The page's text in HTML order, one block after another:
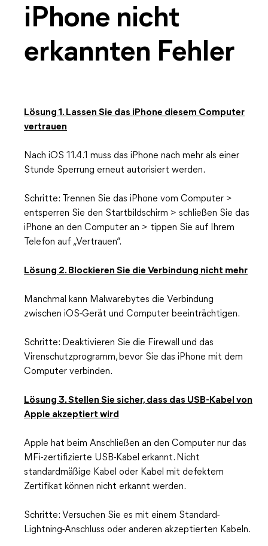
iPhone nicht
erkannten Fehler
Lösung 1. Lassen Sie das iPhone diesem Computer
vertrauen
Nach iOS 11.4.1 muss das iPhone nach mehr als einer
Stunde Sperrung erneut autorisiert werden.
Schritte: Trennen Sie das iPhone vom Computer >
entsperren Sie den Startbildschirm > schließen Sie das
iPhone an den Computer an > tippen Sie auf Ihrem
Telefon auf „Vertrauen“.
Lösung 2. Blockieren Sie die Verbindung nicht mehr
Manchmal kann Malwarebytes die Verbindung
zwischen iOS-Gerät und Computer beeinträchtigen.
Schritte: Deaktivieren Sie die Firewall und das
Virenschutzprogramm, bevor Sie das iPhone mit dem
Computer verbinden.
Lösung 3. Stellen Sie sicher, dass das USB-Kabel von
Apple akzeptiert wird
Apple hat beim Anschließen an den Computer nur das
MFi-zertifizierte USB-Kabel erkannt. Nicht
standardmäßige Kabel oder Kabel mit defektem
Zertifikat können nicht erkannt werden.
Schritte: Versuchen Sie es mit einem Standard-
Lightning-Anschluss oder anderen akzeptierten Kabeln.